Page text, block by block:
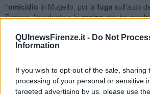
QUInewsFirenze.it - Do Not
Information
If you wish to opt-out of the sale, sharing
processing of your personal or sensitive
targeted advertising by us, please use
l'omicidio in Mugello, poi la fuga sull'auto
Ferrara, l'incidente e larapinache ha
ricostruzione delle ore successive
guardia giurata Federico Perissi
Sotto al fango.
La ricostruzione dellerocambolesche ore